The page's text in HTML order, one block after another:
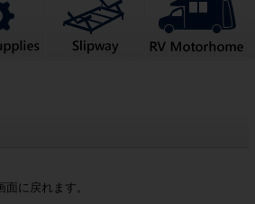
に戻れます。